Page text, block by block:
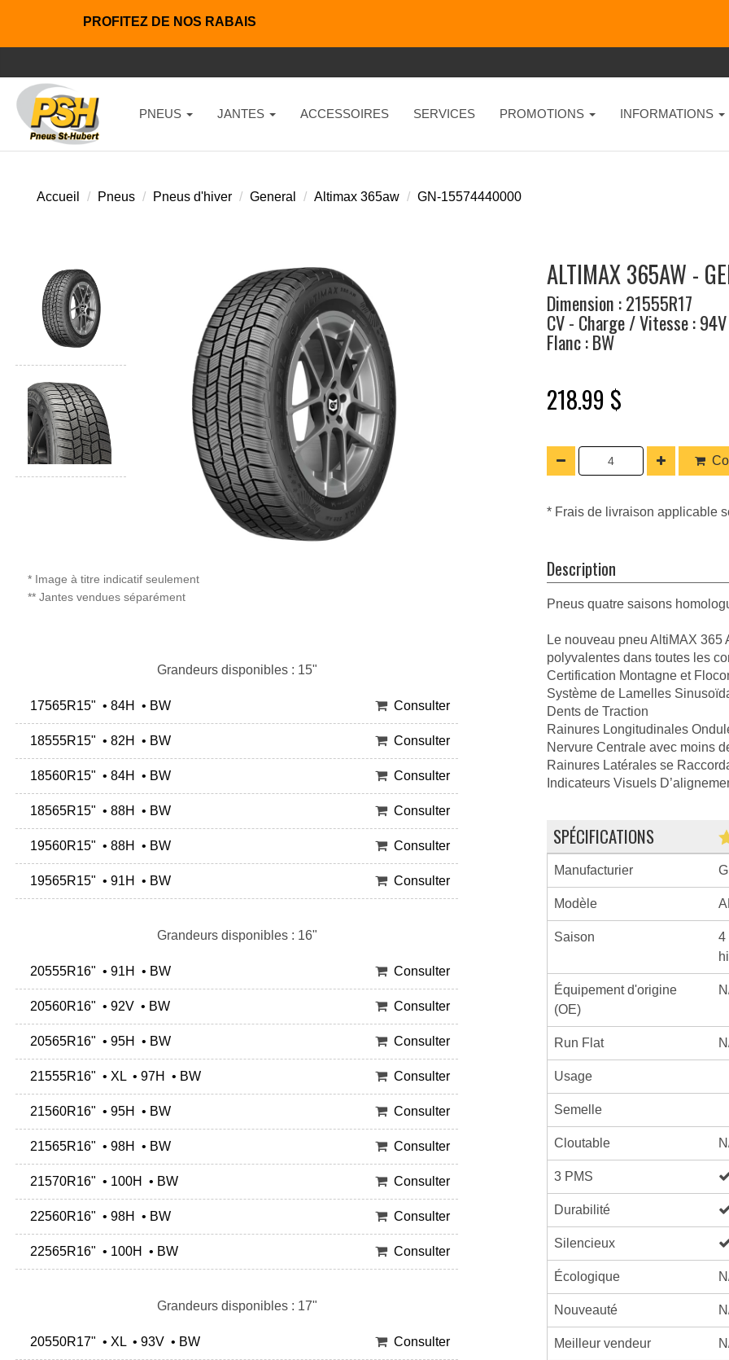
PROFITEZ DE NOS RABAIS
PNEUS JANTES ACCESSOIRES SERVICES PROMOTIONS INFORMATIONS
Accueil Pneus Pneus d'hiver General Altimax 365aw GN-15574440000
* Image à titre indicatif seulement
** Jantes vendues séparément
Grandeurs disponibles : 15"
17565R15" • 84H • BW Consulter
18555R15" • 82H • BW Consulter
18560R15" • 84H • BW Consulter
18565R15" • 88H • BW Consulter
19560R15" • 88H • BW Consulter
19565R15" • 91H • BW Consulter
Grandeurs disponibles : 16"
20555R16" • 91H • BW Consulter
20560R16" • 92V • BW Consulter
20565R16" • 95H • BW Consulter
21555R16" • XL • 97H • BW Consulter
21560R16" • 95H • BW Consulter
21565R16" • 98H • BW Consulter
21570R16" • 100H • BW Consulter
22560R16" • 98H • BW Consulter
22565R16" • 100H • BW Consulter
Grandeurs disponibles : 17"
20550R17" • XL • 93V • BW Consulter
ALTIMAX 365AW -
Dimension : 21555R17
CV - Charge / Vitesse : 94V
Flanc : BW
218.99 $
* Frais de livraison applicable
Description
Pneus quatre saisons
Le nouveau pneu AltiMAX 365
polyvalentes dans toutes les
Certification Montagne et
Système de Lamelles
Dents de Traction
Rainures Longitudinales
Nervure Centrale avec moins
Rainures Latérales se
Indicateurs Visuels
SPÉCIFICATIONS
Manufacturier
Modèle
Saison
4
Équipement d'origine
(OE)
Run Flat
Usage
Semelle
Cloutable
3 PMS
Durabilité
Silencieux
Écologique
Nouveauté
Meilleur vendeur